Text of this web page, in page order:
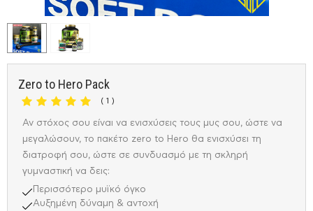
Zero to Hero Pack
( 1 )
Αν στόχος σου είναι να ενισχύσεις τους μυς σου, ώστε να
μεγαλώσουν, το πακέτο zero to Hero θα ενισχύσει τη
διατροφή σου, ώστε σε συνδυασμό με τη σκληρή
γυμναστική να δεις:
Περισσότερο μυϊκό όγκο
Αυξημένη δύναμη & αντοχή